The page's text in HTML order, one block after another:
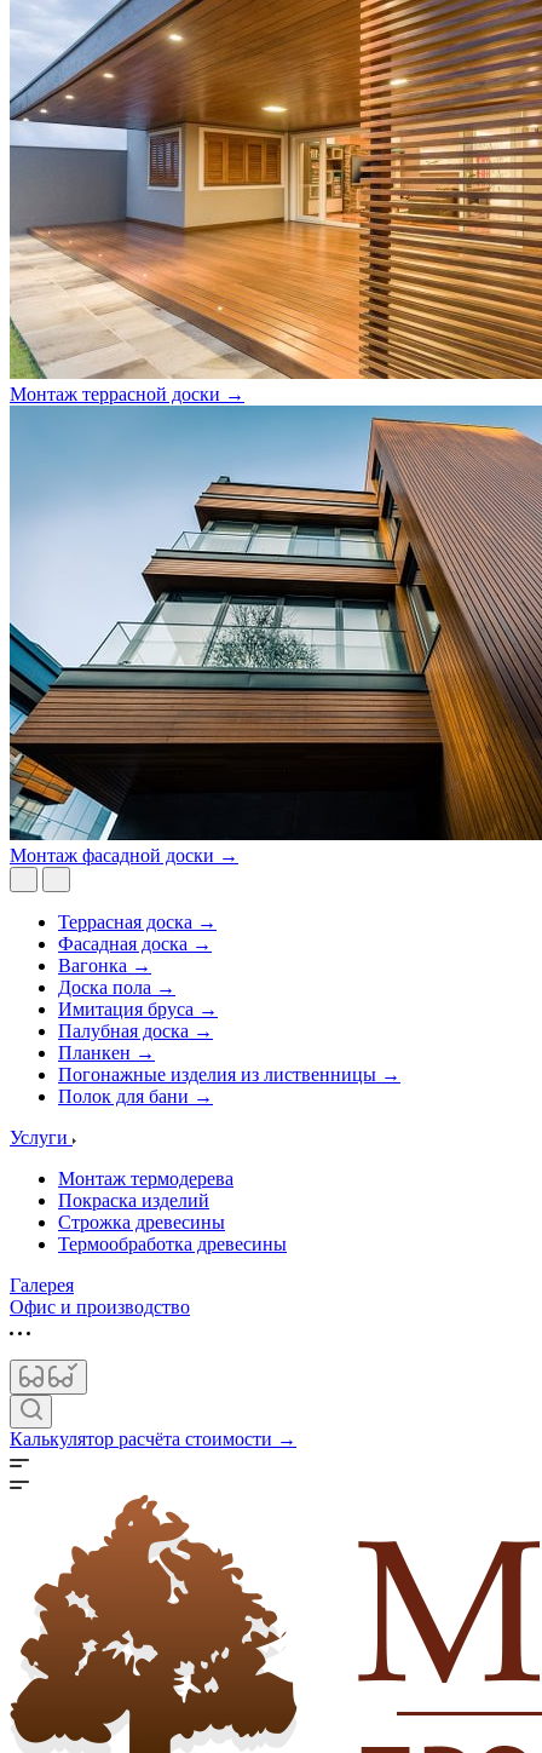
Монтаж террасной доски →
Монтаж фасадной доски →
Террасная доска →
Фасадная доска →
Вагонка →
Доска пола →
Имитация бруса →
Палубная доска →
Планкен →
Погонажные изделия из лиственницы →
Полок для бани →
Услуги
Монтаж термодерева
Покраска изделий
Строжка древесины
Термообработка древесины
Галерея
Офис и производство
Калькулятор расчёта стоимости →